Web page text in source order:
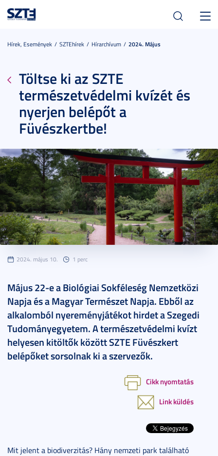
Hírek, Események SZTEhírek Hírarchívum 2024. Május
Töltse ki az SZTE
természetvédelmi kvízét és
nyerjen belépőt a
Füvészkertbe!
2024. május 10. 1 perc
Május 22-e a Biológiai Sokféleség Nemzetközi
Napja és a Magyar Természet Napja. Ebből az
alkalomból nyereményjátékot hirdet a Szegedi
Tudományegyetem. A természetvédelmi kvízt
helyesen kitöltők között SZTE Füvészkert
belépőket sorsolnak ki a szervezők.
Cikk nyomtatás
Link küldés
Mit jelent a biodiverzitás? Hány nemzeti park található